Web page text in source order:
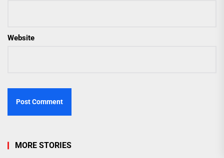
Website
MORE STORIES